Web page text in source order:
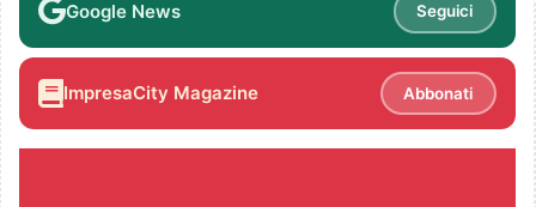
Google News Seguici
ImpresaCity Magazine Abbonati